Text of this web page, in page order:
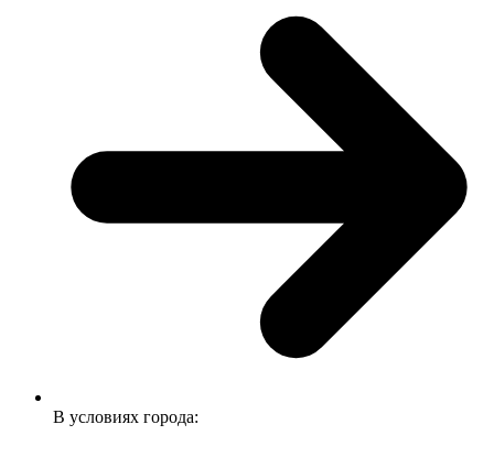
В условиях города: